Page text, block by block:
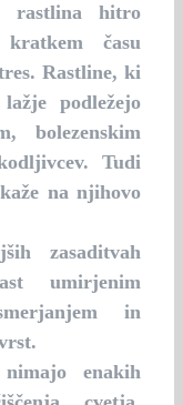
rastlina hitro
času
Rastline, ki
podležejo
bolezenskim
Tudi
na njihovo
zasaditvah
umirjenim
in
enakih